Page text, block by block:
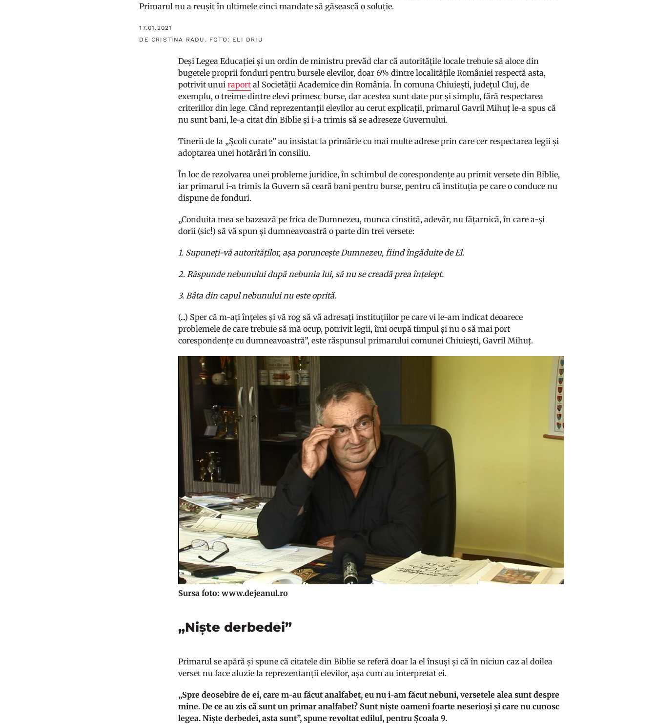
Primarul nu a reușit în ultimele cinci mandate să găsească o soluție.
17.01.2021
DE CRISTINA RADU. FOTO: ELI DRIU
Deși Legea Educației și un ordin de ministru prevăd clar că autoritățile locale trebuie să aloce din
bugetele proprii fonduri pentru bursele elevilor, doar 6% dintre localitățile României respectă asta,
potrivit unuiraport al Societății Academice din România. În comuna Chiuiești, județul Cluj, de
exemplu, o treime dintre elevi primesc burse, dar acestea sunt date pur și simplu, fără respectarea
criteriilor din lege. Când reprezentanții elevilor au cerut explicații, primarul Gavril Mihuț le-a spus că
nu sunt bani, le-a citat din Biblie și i-a trimis să se adreseze Guvernului.
Tinerii de la „Școli curate” au insistat la primărie cu mai multe adrese prin care cer respectarea legii și
adoptarea unei hotărâri în consiliu.
În loc de rezolvarea unei probleme juridice, în schimbul de corespondențe au primit versete din Biblie,
iar primarul i-a trimis la Guvern să ceară bani pentru burse, pentru că instituția pe care o conduce nu
dispune de fonduri.
„Conduita mea se bazează pe frica de Dumnezeu, munca cinstită, adevăr, nu fățarnică, în care a-și
dorii (sic!) să vă spun și dumneavoastră o parte din trei versete:
1. Supuneți-vă autorităților, așa poruncește Dumnezeu, fiind îngăduite de El.
2. Răspunde nebunului după nebunia lui, să nu se creadă prea înțelept.
3. Bâta din capul nebunului nu este oprită.
(...) Sper că m-ați înțeles și vă rog să vă adresați instituțiilor pe care vi le-am indicat deoarece
problemele de care trebuie să mă ocup, potrivit legii, îmi ocupă timpul și nu o să mai port
corespondențe cu dumneavoastră”, este răspunsul primarului comunei Chiuiești, Gavril Mihuț.
Sursa foto: www.dejeanul.ro
„Niște derbedei”
Primarul se apără și spune că citatele din Biblie se referă doar la el însuși și că în niciun caz al doilea
verset nu face aluzie la reprezentanții elevilor, așa cum au interpretat ei.
„Spre deosebire de ei, care m-au făcut analfabet, eu nu i-am făcut nebuni, versetele alea sunt despre
mine. De ce au zis că sunt un primar analfabet? Sunt niște oameni foarte neserioși și care nu cunosc
legea. Niște derbedei, asta sunt”, spune revoltat edilul, pentru Școala 9.